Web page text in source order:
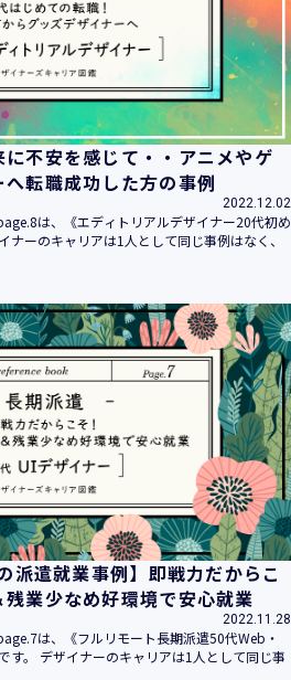
。
する苦情及び相談に対しては、迅
す。
システムは、当社を取り巻く環境
時・適切に見直して継続的に改善
お問合せ先 兼 個人情報に関する苦
情報保護管理責任者 安部 洋平
笹塚1-55-7 マルエスファーストビ
（土日休日を除く9:00～18:00）
当社」といいます。）が取得する
に係る以下の情報をいいます。
不安を感じて・・アニメやゲ
転職成功した方の事例
2022.12.02
は、《エディトリアルデザイナー20代初め
ナーのキャリアは1人として同じ事例はなく、
派遣就業事例】即戦力だからこ
業少なめ好環境で安心就業
2022.11.28
は、《フルリモート長期派遣50代Web・
す。 デザイナーのキャリアは1人として同じ事